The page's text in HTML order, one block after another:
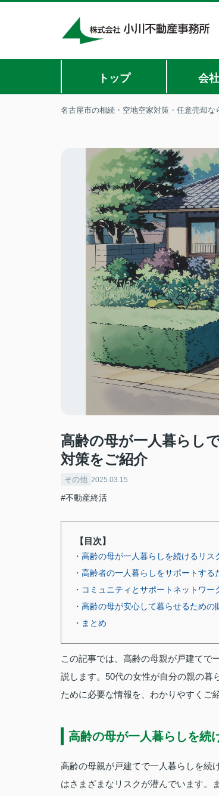
トップ 会
名古屋市の相続・空地空家対策・任意売却
高齢の母が一人暮らし
対策をご紹介
その他 2025.03.15
#不動産終活
【目次】
・高齢の母が一人暮らしを続けるリス
・高齢者の一人暮らしをサポートす
・コミュニティとサポートネットワー
・高齢の母が安心して暮らせるための
・まとめ
この記事では、高齢の母親が戸建てで
説します。50代の女性が自分の親の暮
ために必要な情報を、わかりやすくご
高齢の母が一人暮らしを続
高齢の母親が戸建てで一人暮らしを続
はさまざまなリスクが潜んでいます。